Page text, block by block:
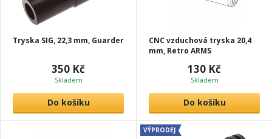
Tryska SIG, 22,3 mm, Guarder
350 Kč
Skladem
Do košíku
CNC vzduchová tryska 20,4
mm, Retro ARMS
130 Kč
Skladem
Do košíku
VÝPRODEJ